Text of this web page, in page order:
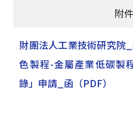
附
財團法人工業技術研究院
色製程-金屬產業低碳製
錄」申請_函 （PDF）